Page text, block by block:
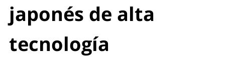
japonés de alta
tecnología